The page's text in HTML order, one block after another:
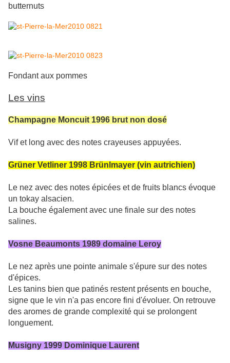
butternuts
Fondant aux pommes
Les vins
Champagne Moncuit 1996 brut non dosé
Vif et long avec des notes crayeuses appuyées.
Grüner Vetliner 1998 Brünlmayer (vin autrichien)
Le nez avec des notes épicées et de fruits blancs évoque
un tokay alsacien.
La bouche également avec une finale sur des notes
salines.
Vosne Beaumonts 1989 domaine Leroy
Le nez après une pointe animale s'épure sur des notes
d'épices.
Les tanins bien que patinés restent présents en bouche,
signe que le vin n'a pas encore fini d'évoluer. On retrouve
des aromes de grande complexité qui se prolongent
longuement.
Musigny 1999 Dominique Laurent